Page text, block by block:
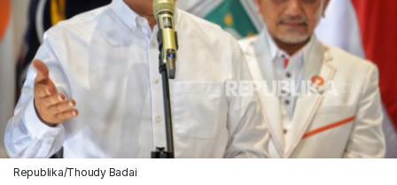
Republika/Thoudy Badai